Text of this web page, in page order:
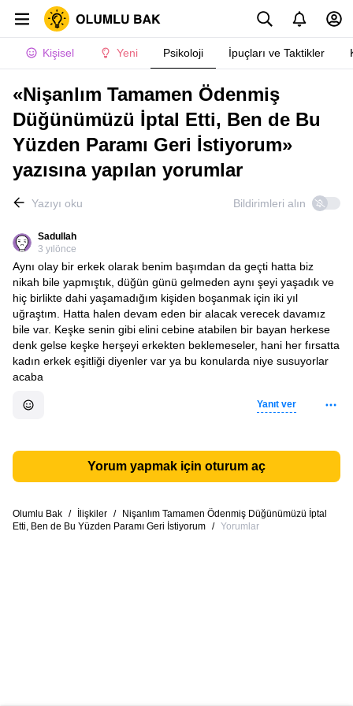
Kişisel Yeni Psikoloji İpuçları ve Taktikler
«Nişanlım Tamamen Ödenmiş
Düğünümüzü İptal Etti, Ben de Bu
Yüzden Paramı Geri İstiyorum»
yazısına yapılan yorumlar
Yazıyı oku Bildirimleri alın
Sadullah
3 yılönce
Aynı olay bir erkek olarak benim başımdan da geçti hatta biz
nikah bile yapmıştık, düğün günü gelmeden aynı şeyi yaşadık ve
hiç birlikte dahi yaşamadığım kişiden boşanmak için iki yıl
uğraştım. Hatta halen devam eden bir alacak verecek davamız
bile var. Keşke senin gibi elini cebine atabilen bir bayan herkese
denk gelse keşke herşeyi erkekten beklemeseler, hani her fırsatta
kadın erkek eşitliği diyenler var ya bu konularda niye susuyorlar
acaba
Yanıt ver
Yorum yapmak için oturum aç
Olumlu Bak / İlişkiler /
Nişanlım Tamamen Ödenmiş Düğünümüzü İptal
Etti, Ben de Bu Yüzden Paramı Geri İstiyorum / Yorumlar